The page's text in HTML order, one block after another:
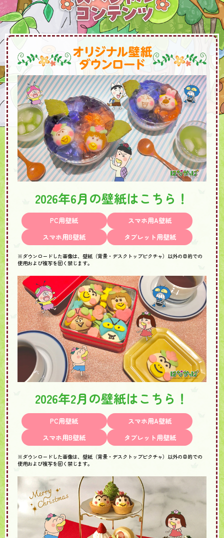
2026年6月の壁紙はこちら！
PC用壁紙
スマホ用A壁紙
スマホ用B壁紙
タブレット用壁紙
※ダウンロードした画像は、壁紙（背景・デスクトップピクチャ）以外の目的での
使用および複写を固く禁じます。
2026年2月の壁紙はこちら！
PC用壁紙
スマホ用A壁紙
スマホ用B壁紙
タブレット用壁紙
※ダウンロードした画像は、壁紙（背景・デスクトップピクチャ）以外の目的での
使用および複写を固く禁じます。